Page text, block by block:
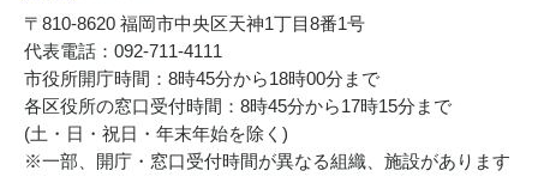
〒810-8620 福岡市中央区天神1丁目8番1号
代表電話：092-711-4111
市役所開庁時間：8時45分から18時00分まで
各区役所の窓口受付時間：8時45分から17時15分まで
(土・日・祝日・年末年始を除く)
※一部、開庁・窓口受付時間が異なる組織、施設があります